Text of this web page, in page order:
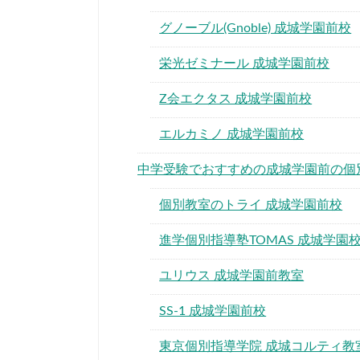
グノーブル(Gnoble) 成城学園前校
栄光ゼミナール 成城学園前校
Z会エクタス 成城学園前校
エルカミノ 成城学園前校
中学受験でおすすめの成城学園前の個
個別教室のトライ 成城学園前校
進学個別指導塾TOMAS 成城学園校
ユリウス 成城学園前教室
SS-1 成城学園前校
東京個別指導学院 成城コルティ教